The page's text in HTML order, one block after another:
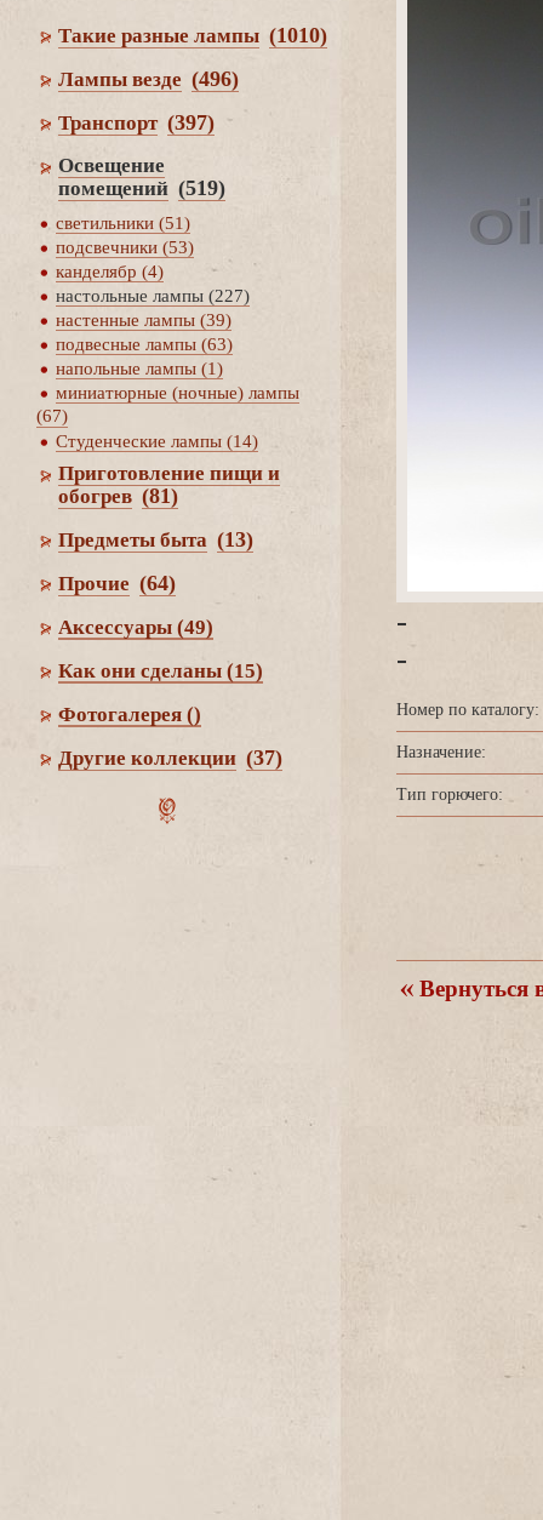
Такие разные лампы (1010)
Лампы везде (496)
Транспорт (397)
Освещение
помещений (519)
светильники (51)
подсвечники (53)
канделябр (4)
настольные лампы (227)
настенные лампы (39)
подвесные лампы (63)
напольные лампы (1)
миниатюрные (ночные) лампы
(67)
Студенческие лампы (14)
Приготовление пищи и
обогре (81)
Предметы быта (13)
Прочие (64)
Аксессуары (49)
Как они сделаны (15)
Фотогалерея ()
Другие коллекции (37)
-
-
Номер по каталогу:
Назначение:
Тип горючего:
ернуться